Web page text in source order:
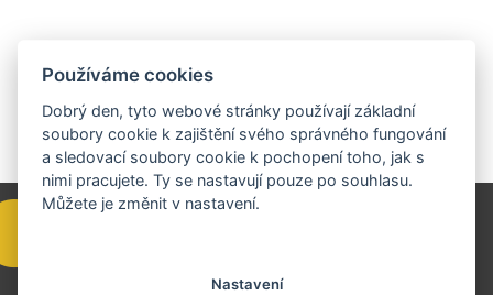
Používáme cookies
Dobrý den, tyto webové stránky používají základní
soubory cookie k zajištění svého správného fungování
a sledovací soubory cookie k pochopení toho, jak s
nimi pracujete. Ty se nastavují pouze po souhlasu.
Můžete je změnit v nastavení.
Nastavení